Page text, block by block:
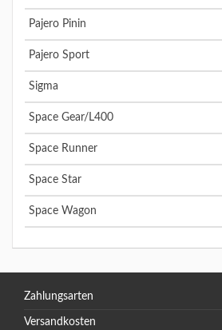
Pajero Pinin
Pajero Sport
Sigma
Space Gear/L400
Space Runner
Space Star
Space Wagon
Zahlungsarten
Versandkosten